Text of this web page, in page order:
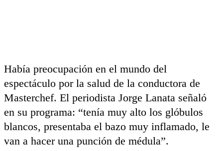
Había preocupación en el mundo del
espectáculo por la salud de la conductora de
Masterchef. El periodista Jorge Lanata señaló
en su programa: “tenía muy alto los glóbulos
blancos, presentaba el bazo muy inflamado, le
van a hacer una punción de médula”.